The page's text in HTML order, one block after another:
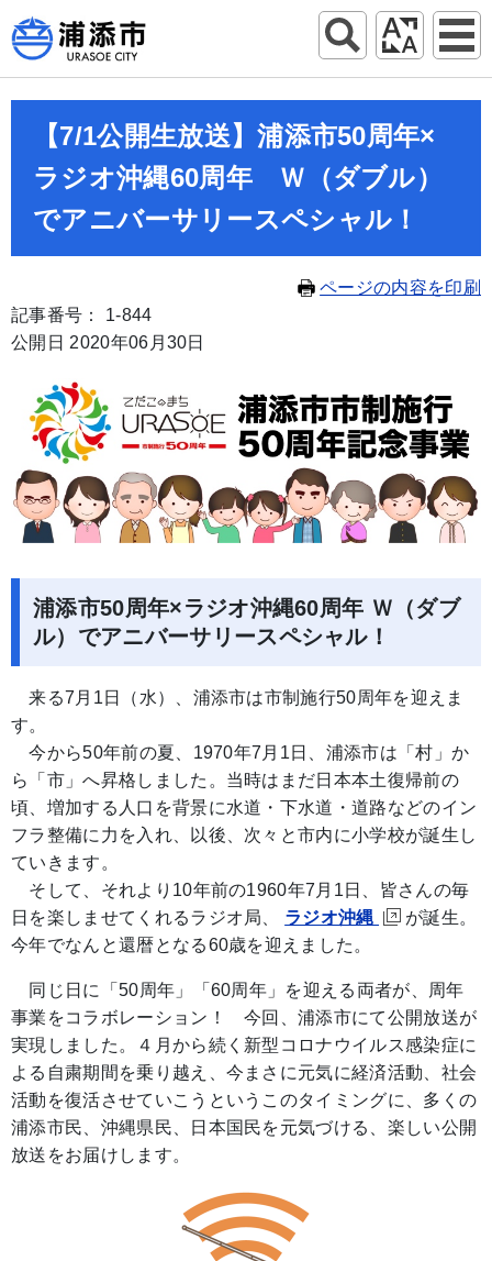
【7/1公開生放送】浦添市50周年×
ラジオ沖縄60周年 Ｗ（ダブル）
でアニバーサリースペシャル！
ページの内容を印刷
記事番号： 1-844
公開日 2020年06月30日
浦添市50周年×ラジオ沖縄60周年 Ｗ（ダブ
ル）でアニバーサリースペシャル！
来る7月1日（水）、浦添市は市制施行50周年を迎えま
す。
今から50年前の夏、1970年7月1日、浦添市は「村」か
ら「市」へ昇格しました。当時はまだ日本本土復帰前の
頃、増加する人口を背景に水道・下水道・道路などのイン
フラ整備に力を入れ、以後、次々と市内に小学校が誕生し
ていきます。
そして、それより10年前の1960年7月1日、皆さんの毎
日を楽しませてくれるラジオ局、 ラジオ沖縄
が誕生。
今年でなんと還暦となる60歳を迎えました。
同じ日に「50周年」「60周年」を迎える両者が、周年
事業をコラボレーション！ 今回、浦添市にて公開放送が
実現しました。４月から続く新型コロナウイルス感染症に
よる自粛期間を乗り越え、今まさに元気に経済活動、社会
活動を復活させていこうというこのタイミングに、多くの
浦添市民、沖縄県民、日本国民を元気づける、楽しい公開
放送をお届けします。